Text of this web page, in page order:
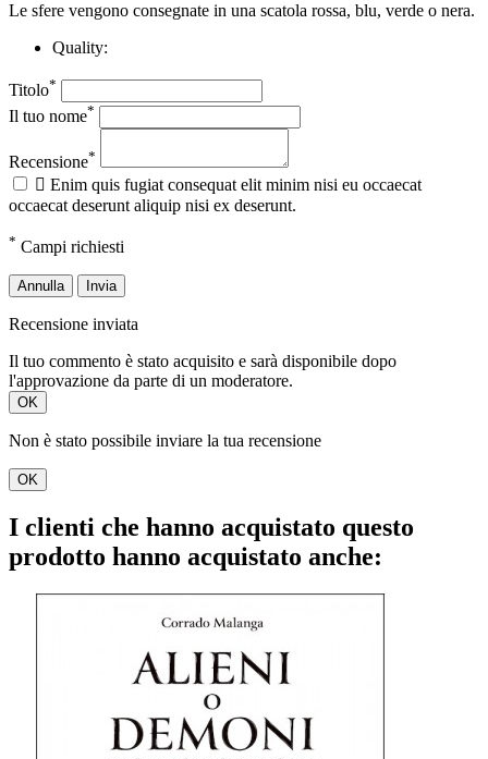
Le sfere vengono consegnate in una scatola rossa, blu, verde o nera.
Quality:
Titolo*
Il tuo nome*
Recensione*
 Enim quis fugiat consequat elit minim nisi eu occaecat
occaecat deserunt aliquip nisi ex deserunt.
* Campi richiesti
Annulla Invia
Recensione inviata
Il tuo commento è stato acquisito e sarà disponibile dopo
l'approvazione da parte di un moderatore.
OK
Non è stato possibile inviare la tua recensione
OK
I clienti che hanno acquistato questo
prodotto hanno acquistato anche: